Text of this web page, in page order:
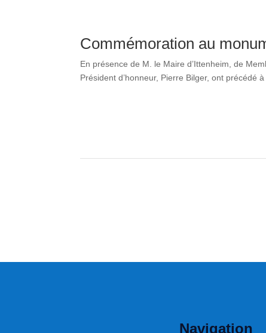
Commémoration au
En présence de M. le Maire d’Ittenheim, de
Président d’honneur, Pierre Bilger, ont précédé
Navigation